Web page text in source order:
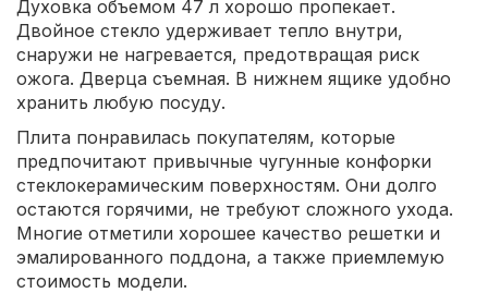
Духовка объемом 47 л хорошо пропекает.
Двойное стекло удерживает тепло внутри,
снаружи не нагревается, предотвращая риск
ожога. Дверца съемная. В нижнем ящике удобно
хранить любую посуду.
Плита понравилась покупателям, которые
предпочитают привычные чугунные конфорки
стеклокерамическим поверхностям. Они долго
остаются горячими, не требуют сложного ухода.
Многие отметили хорошее качество решетки и
эмалированного поддона, а также приемлемую
стоимость модели.